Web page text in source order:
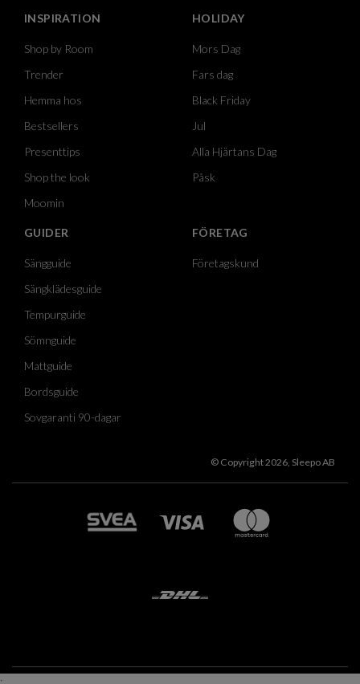
INSPIRATION
Shop by Room
Trender
Hemma hos
Bestsellers
Presenttips
Shop the look
Moomin
HOLIDAY
Mors Dag
Fars dag
Black Friday
Jul
Alla Hjärtans Dag
Påsk
GUIDER
Sängguide
Sängklädesguide
Tempurguide
Sömnguide
Mattguide
Bordsguide
Sovgaranti 90-dagar
FÖRETAG
Företagskund
© Copyright 2026, Sleepo AB